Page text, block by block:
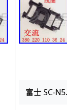
富士 SC-